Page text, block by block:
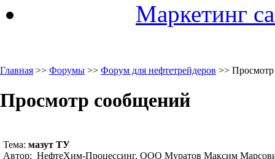
Маркетинг
Главная >> Форумы >> Форум для нефтетрейдеров >>
Просмотр сообщений
Тема: мазут ТУ
Автор: НефтеХим-Процессинг, ООО Муратов Максим